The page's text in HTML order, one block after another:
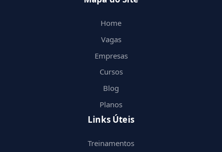
Home
Vagas
Empresas
Cursos
Blog
Planos
Links Úteis
Treinamentos